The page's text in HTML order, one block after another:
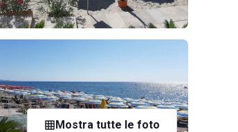
Mostra tutte le foto